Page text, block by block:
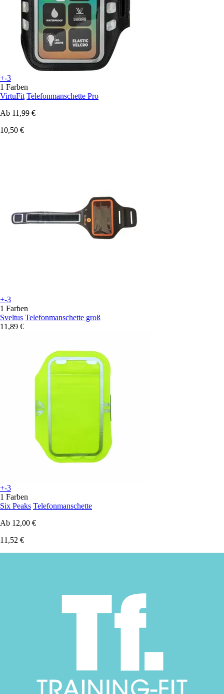
+-3
1 Farben
VirtuFit Telefonmanschette Pro
Ab 11,99 €
10,50 €
+-3
1 Farben
Sveltus Telefonmanschette groß
11,89 €
+-3
1 Farben
Six Peaks Telefonmanschette
Ab 12,00 €
11,52 €